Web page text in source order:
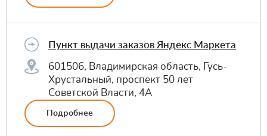
Пункт выдачи заказов Яндекс Маркета
601506, Владимирская область, Гусь-
Хрустальный, проспект 50 лет
Советской Власти, 4А
Подробнее